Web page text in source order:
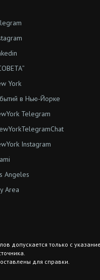
York
в Нью-Йорке
Telegram
Instagram
Angeles
Area
допускается только с
для справки.